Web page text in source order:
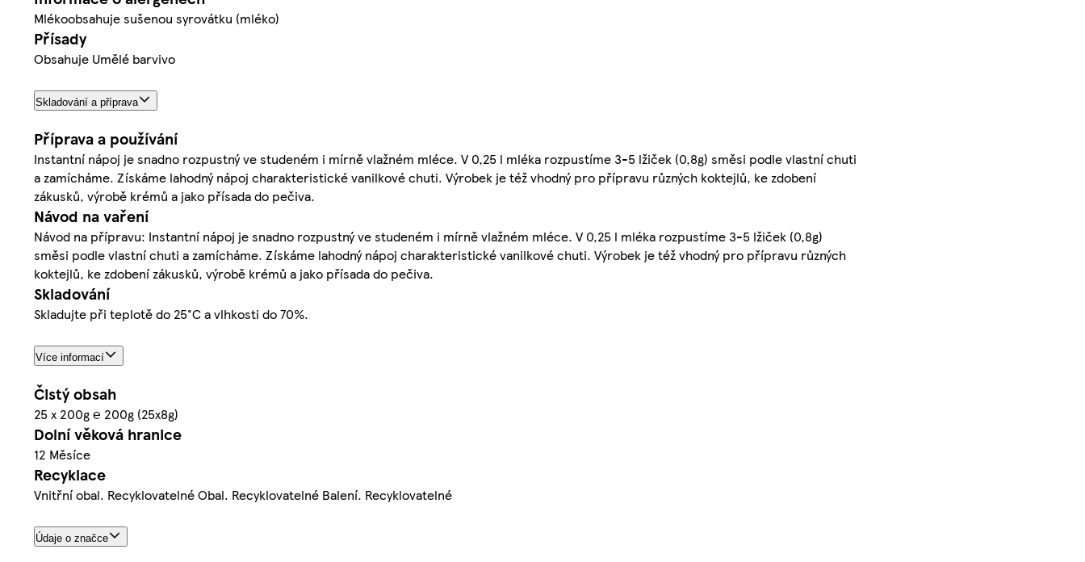
Mlékoobsahuje sušenou syrovátku (mléko)
Přísady
Obsahuje Umělé barvivo
Skladování a příprava
Příprava a používání
Instantní nápoj je snadno rozpustný ve studeném i mírně vlažném mléce. V 0,25 l mléka rozpustíme 3-5 lžiček (0,8g) směsi podle vlastní chuti
a zamícháme. Získáme lahodný nápoj charakteristické vanilkové chuti. Výrobek je též vhodný pro přípravu různých koktejlů, ke zdobení
zákusků, výrobě krémů a jako přísada do pečiva.
Návod na vaření
Návod na přípravu: Instantní nápoj je snadno rozpustný ve studeném i mírně vlažném mléce. V 0,25 l mléka rozpustíme 3-5 lžiček (0,8g)
směsi podle vlastní chuti a zamícháme. Získáme lahodný nápoj charakteristické vanilkové chuti. Výrobek je též vhodný pro přípravu různých
koktejlů, ke zdobení zákusků, výrobě krémů a jako přísada do pečiva.
Skladování
Skladujte při teplotě do 25°C a vlhkosti do 70%.
Více informací
Čistý obsah
25 x 200g ℮ 200g (25x8g)
Dolní věková hranice
12 Měsíce
Recyklace
Vnitřní obal. Recyklovatelné Obal. Recyklovatelné Balení. Recyklovatelné
Údaje o značce